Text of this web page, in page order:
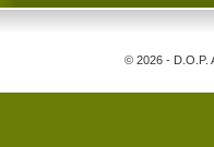
© 2026 - D.O.P.